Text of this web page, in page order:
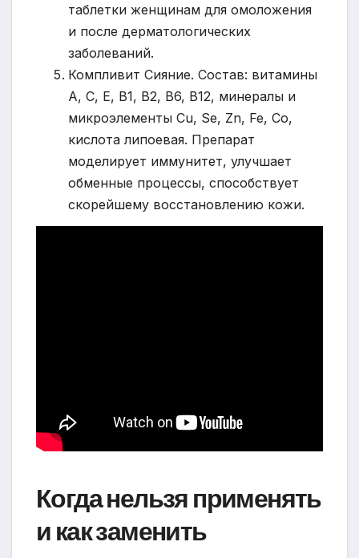
таблетки женщинам для омоложения
и после дерматологических
заболеваний.
Компливит Сияние. Состав: витамины
А, С, Е, В1, В2, В6, В12, минералы и
микроэлементы Cu, Se, Zn, Fe, Co,
кислота липоевая. Препарат
моделирует иммунитет, улучшает
обменные процессы, способствует
скорейшему восстановлению кожи.
Когда нельзя применять
и как заменить